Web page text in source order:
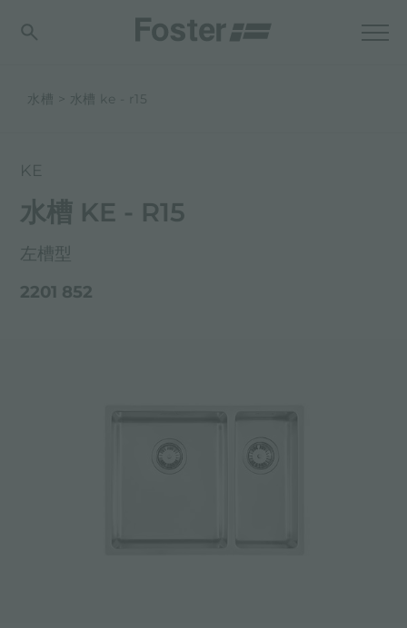
水槽 水槽 ke - r15
KE
水槽 KE - R15
左槽型
2201 852